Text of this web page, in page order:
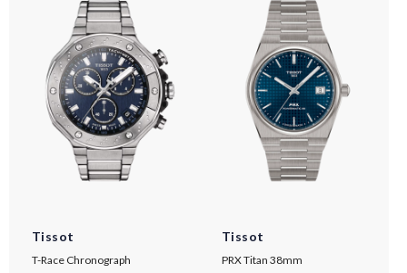
Tissot
T-Race Chronograph
Tissot
PRX Titan 38mm